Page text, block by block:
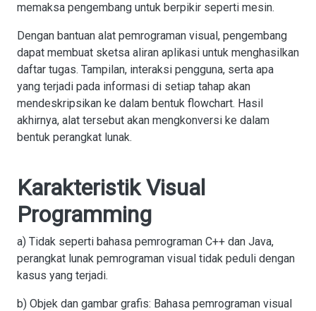
memaksa pengembang untuk berpikir seperti mesin.
Dengan bantuan alat pemrograman visual, pengembang
dapat membuat sketsa aliran aplikasi untuk menghasilkan
daftar tugas. Tampilan, interaksi pengguna, serta apa
yang terjadi pada informasi di setiap tahap akan
mendeskripsikan ke dalam bentuk flowchart. Hasil
akhirnya, alat tersebut akan mengkonversi ke dalam
bentuk perangkat lunak.
Karakteristik Visual
Programming
a) Tidak seperti bahasa pemrograman C++ dan Java,
perangkat lunak pemrograman visual tidak peduli dengan
kasus yang terjadi.
b) Objek dan gambar grafis: Bahasa pemrograman visual